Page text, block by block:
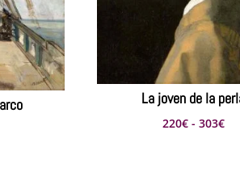
La joven de la
220€ - 303€